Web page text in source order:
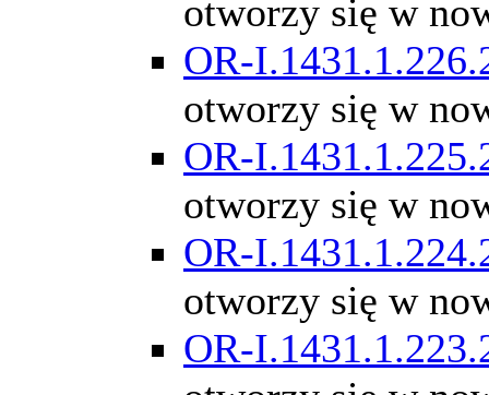
otworzy się w
OR-
otworzy się w
OR-
otworzy się w
OR-
otworzy się w
OR-